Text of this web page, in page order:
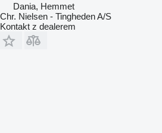
Dania, Hemmet
Chr. Nielsen - Tingheden A/S
Kontakt z dealerem